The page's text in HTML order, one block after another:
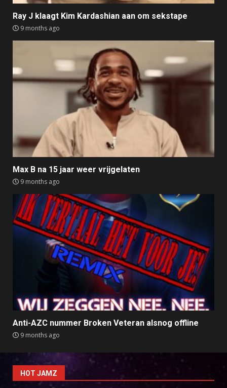
Ray J klaagt Kim Kardashian aan om sekstape
9 months ago
Max B na 15 jaar weer vrijgelaten
9 months ago
Anti-AZC nummer Broken Veteran alsnog offline
9 months ago
HOT JAMZ